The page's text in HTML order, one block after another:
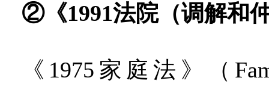
②《1991法院（调解和
《1975家庭法》（